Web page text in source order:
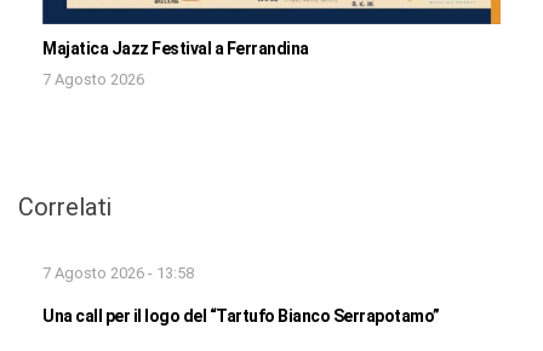
Majatica Jazz Festival a Ferrandina
7 Agosto 2026
Correlati
7 Agosto 2026 - 13:58
Una call per il logo del “Tartufo Bianco Serrapotamo”